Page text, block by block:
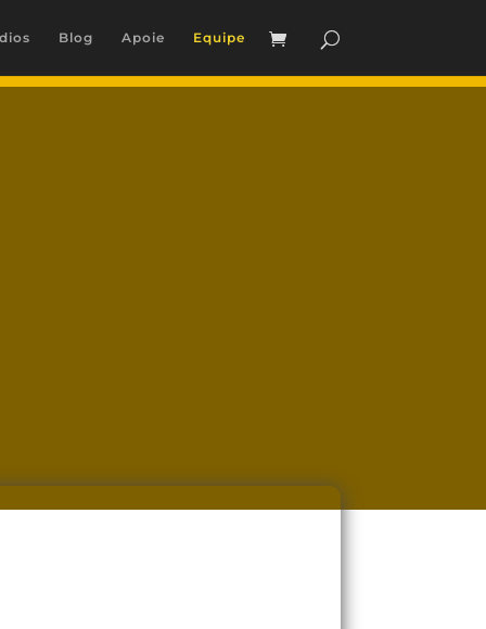
Blog Apoie Equipe